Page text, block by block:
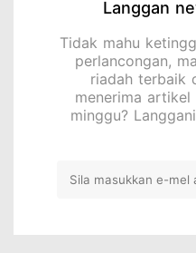
Langgan
Tidak mahu
perlancongan,
riadah terbaik
menerima
minggu?